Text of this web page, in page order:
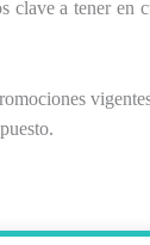
a tener en